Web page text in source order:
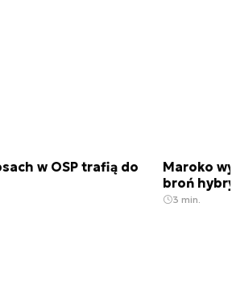
w OSP trafią do
Maroko
broń
3 min.